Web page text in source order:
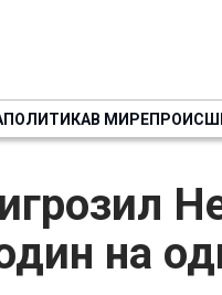
ПОЛИТИКАВ МИРЕ
на